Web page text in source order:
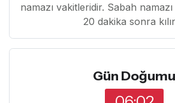
namazı vakitleridir. Sabah
20 dakika sonra
Gün Doğumu